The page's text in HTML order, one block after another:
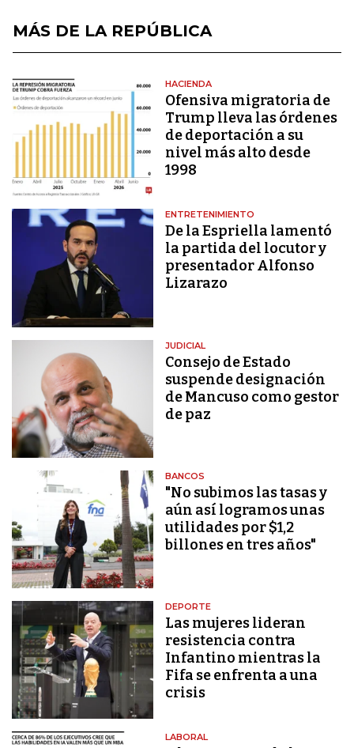
MÁS DE LA REPÚBLICA
HACIENDA
Ofensiva migratoria de
Trump lleva las órdenes
de deportación a su
nivel más alto desde
1998
ENTRETENIMIENTO
De la Espriella lamentó
la partida del locutor y
presentador Alfonso
Lizarazo
JUDICIAL
Consejo de Estado
suspende designación
de Mancuso como gestor
de paz
BANCOS
"No subimos las tasas y
aún así logramos unas
utilidades por $1,2
billones en tres años"
DEPORTE
Las mujeres lideran
resistencia contra
Infantino mientras la
Fifa se enfrenta a una
crisis
LABORAL